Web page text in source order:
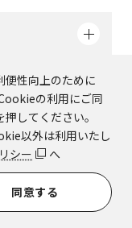
便性向上のために
の利用にご同
してください。
以外は利用いたし
シー へ
同意する